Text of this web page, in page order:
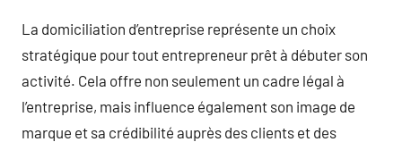
La domiciliation d’entreprise représente un choix
stratégique pour tout entrepreneur prêt à débuter son
activité. Cela offre non seulement un cadre légal à
l’entreprise, mais influence également son image de
marque et sa crédibilité auprès des clients et des